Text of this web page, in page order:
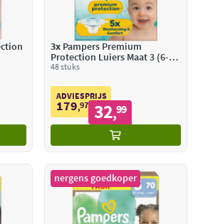
3xPampers Premium
Protection Luiers Maat 3 (6-10
kg)
48 stuks
ADVIESPRIJS
179,97 32,99
nergens goedkoper